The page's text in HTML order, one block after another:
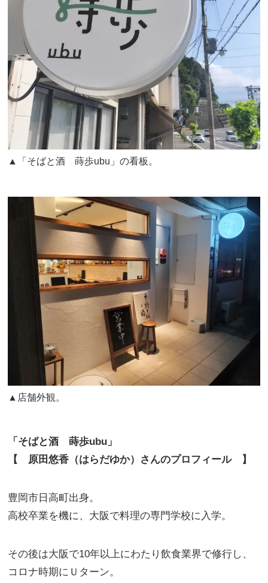
▲「そばと酒 蒔歩ubu」の看板。
▲店舗外観。
「そばと酒 蒔歩ubu」
【 原田悠香（はらだゆか）さんのプロフィール 】
豊岡市日高町出身。
高校卒業を機に、大阪で料理の専門学校に入学。
その後は大阪で10年以上にわたり飲食業界で修行し、
コロナ時期にＵターン。